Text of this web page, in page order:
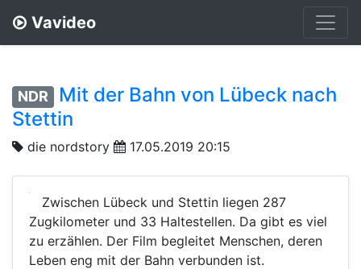
Vavideo
NDR
Mit der Bahn von Lübeck nach
Stettin
die nordstory 17.05.2019 20:15
Zwischen Lübeck und Stettin liegen 287
Zugkilometer und 33 Haltestellen. Da gibt es viel
zu erzählen. Der Film begleitet Menschen, deren
Leben eng mit der Bahn verbunden ist.